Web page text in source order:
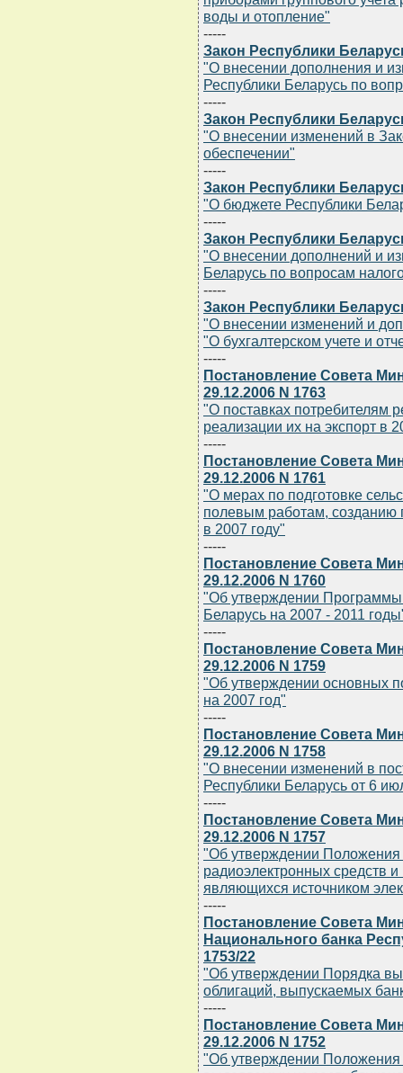
воды и отопление"
-----
Закон Республики
"О внесении дополнения и
Республики Беларусь по
-----
Закон Республики
"О внесении изменений в
обеспечении"
-----
Закон Республики
"О бюджете Республики
-----
Закон Республики
"О внесении дополнений и
Беларусь по вопросам
-----
Закон Республики
"О внесении изменений и
"О бухгалтерском учете и
-----
Постановление Совета
29.12.2006 N 1763
"О поставках потребителям
реализации их на экспорт в
-----
Постановление Совета
29.12.2006 N 1761
"О мерах по подготовке
полевым работам, созданию
в 2007 году"
-----
Постановление Совета
29.12.2006 N 1760
"Об утверждении Программы
Беларусь на 2007 - 2011
-----
Постановление Совета
29.12.2006 N 1759
"Об утверждении основных
на 2007 год"
-----
Постановление Совета
29.12.2006 N 1758
"О внесении изменений в
Республики Беларусь от 6
-----
Постановление Совета
29.12.2006 N 1757
"Об утверждении Положения
радиоэлектронных средств
являющихся источником
-----
Постановление Совета
Национального банка
1753/22
"Об утверждении Порядка
облигаций, выпускаемых
-----
Постановление Совета
29.12.2006 N 1752
"Об утверждении Положения